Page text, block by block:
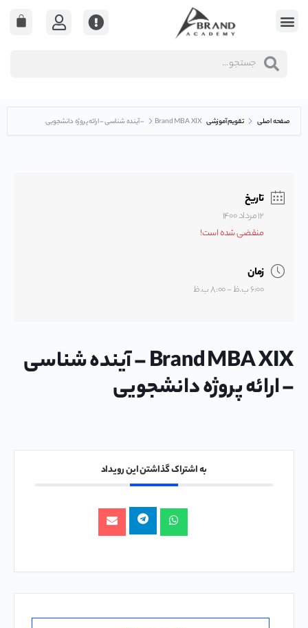
صفحه اصلی تقویم آموزشی Brand MBA XIX – آینده شناسی – ارائه پروژه دانشجویی
تاریخ
۱۲ مرداد ۱۴۰۰
منقضی شده است!
زمان
۶:۰۰ ب.ظ - ۸:۰۰ ب.ظ
Brand MBA XIX – آینده شناسی
– ارائه پروژه دانشجویی
به اشتراک گذاشتن این رویداد